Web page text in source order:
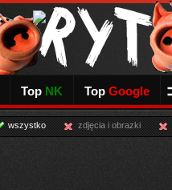
Top NK Top Google
wszystko zdjęcia i obrazki